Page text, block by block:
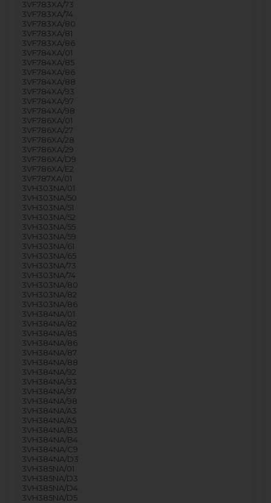
3VF783XA/73
3VF783XA/74
3VF783XA/80
3VF783XA/81
3VF783XA/86
3VF784XA/01
3VF784XA/85
3VF784XA/86
3VF784XA/88
3VF784XA/93
3VF784XA/97
3VF784XA/98
3VF786XA/01
3VF786XA/27
3VF786XA/28
3VF786XA/29
3VF786XA/D9
3VF786XA/E2
3VF787XA/01
3VH303NA/01
3VH303NA/50
3VH303NA/51
3VH303NA/52
3VH303NA/55
3VH303NA/59
3VH303NA/61
3VH303NA/65
3VH303NA/73
3VH303NA/74
3VH303NA/80
3VH303NA/82
3VH303NA/86
3VH384NA/01
3VH384NA/82
3VH384NA/85
3VH384NA/86
3VH384NA/87
3VH384NA/88
3VH384NA/92
3VH384NA/93
3VH384NA/97
3VH384NA/98
3VH384NA/A3
3VH384NA/A5
3VH384NA/B3
3VH384NA/B4
3VH384NA/C9
3VH384NA/D3
3VH385NA/01
3VH385NA/D3
3VH385NA/D4
3VH385NA/D5